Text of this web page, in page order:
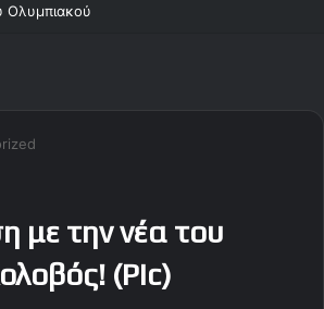
Ολυμπιακού
με την νέα του
(Pic)